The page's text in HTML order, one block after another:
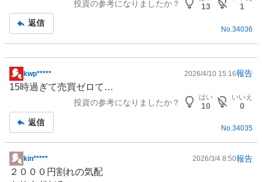
投資の参考になりましたか？ 13
1
返信
No. 34036
掲
示
事
kwp***** 2026/4/10 15:16報告
15時過ぎて売買ゼロて…
投資の参考になりましたか？
はい
10
いいえ
0
返信
No.34035
掲
示
kin***** 2026/3/4 8:50報告
２０００円割れの気配